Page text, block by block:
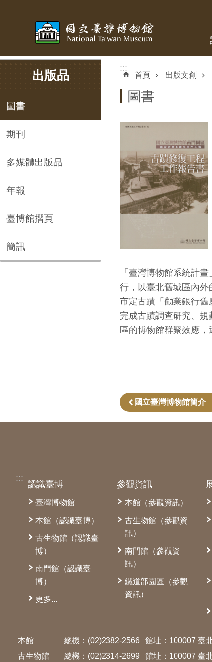
出版品
圖書
期刊
多媒體出版品
年報
臺博館摺頁
簡訊
:::
首頁 出版文創
圖書
「臺灣博物館系統計
行，以臺北舊城區內
市定古蹟「勸業銀行
完成古蹟調查研究、
區的博物館群聚效應，
國立臺灣博物館簡介
:::
認識臺博
臺灣博物館
本館（認識臺博）
古生物館（認識臺
博）
南門館（認識臺
博）
更多...
參觀資訊
本館（參觀資訊）
古生物館（參觀資
訊）
南門館（參觀資
訊）
鐵道部園區（參觀
資訊）
本館 總機：(02)2382-2566 館址：100007 臺
古生物館
總機：(02)2314-2699 館址：100007 臺